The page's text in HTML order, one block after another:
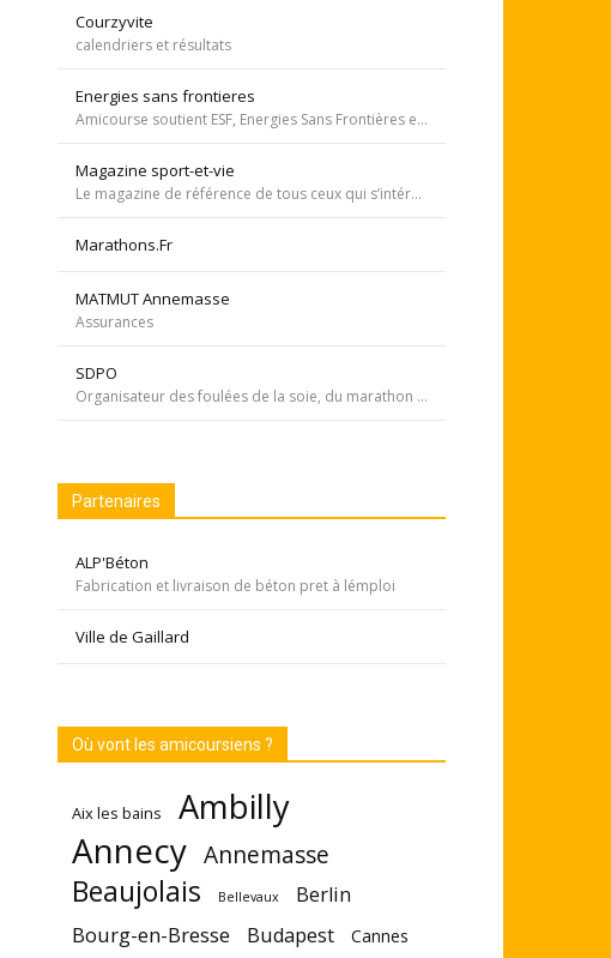
Courzyvite
calendriers et résultats
Energies sans frontieres
Amicourse soutient ESF, Energies Sans Frontières est une association ayant pour objet l'aide au développement des pays les plus pauvres en favorisant l'accès à l'eau et à l'électricité
Magazine sport-et-vie
Le magazine de référence de tous ceux qui s’intéressent aux questions d’entraînement, de nutrition, de dopage, de physiologie, de psychologie et de médecine du sport.
Marathons.Fr
MATMUT Annemasse
Assurances
SDPO
Organisateur des foulées de la soie, du marathon de Pékin... Si courir était notre seul but, nous passerions à côté de moments inoubliables ». Depuis 1996 SDPOrganisation, spécialiste de la course aventure à vocation sportive et culturelle
Partenaires
ALP'Béton
Fabrication et livraison de béton pret à lémploi
Ville de Gaillard
Où vont les amicoursiens ?
Aix les bains Ambilly
Annecy Annemasse
Beaujolais Bellevaux Berlin
Bourg-en-Bresse Budapest Cannes